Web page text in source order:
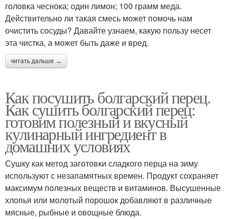
головка чеснока; один лимон; 100 грамм меда.
Действительно ли такая смесь может помочь нам
очистить сосуды? Давайте узнаем, какую пользу несет
эта чистка, а может быть даже и вред.
читать дальше →
Как посушить болгарский перец.
Как сушить болгарский перец:
готовим полезный и вкусный
кулинарный ингредиент в
домашних условиях
Сушку как метод заготовки сладкого перца на зиму
используют с незапамятных времен. Продукт сохраняет
максимум полезных веществ и витаминов. Высушенные
хлопья или молотый порошок добавляют в различные
мясные, рыбные и овощные блюда.